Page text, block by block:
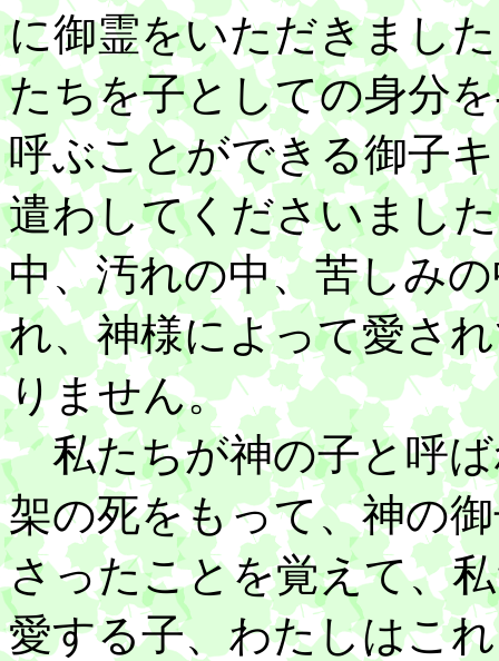
に御霊をいただきまし
たちを子としての身分
呼ぶことができる御子
遣わしてくださいまし
中、汚れの中、苦しみ
れ、神様によって愛さ
りません。
私たちが神の子と呼ば
架の死をもって、神の
さったことを覚えて、
愛する子、わたしはこ